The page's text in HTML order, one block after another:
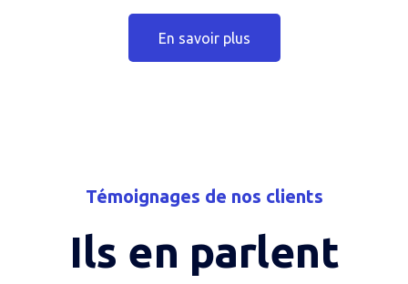
En savoir plus
Témoignages de nos clients
Ils en parlent